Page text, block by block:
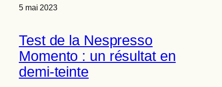
5 mai 2023
Test de la Nespresso
Momento : un résultat en
demi-teinte